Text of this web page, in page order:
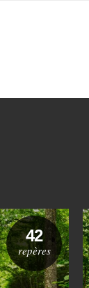
42
repères